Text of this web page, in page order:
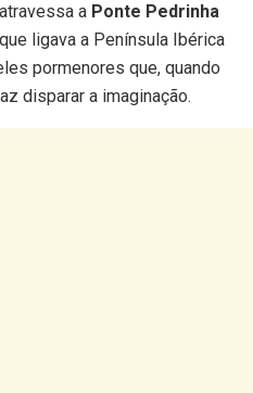
a Ponte Pedrinha
ligava a Península Ibérica
pormenores que, quando
disparar a imaginação.